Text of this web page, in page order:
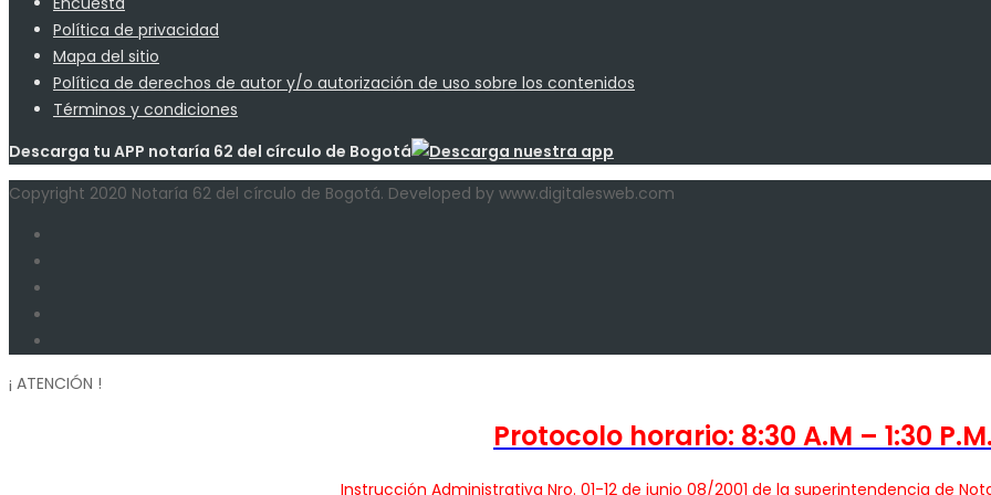
Política de privacidad
Mapa del sitio
Política de derechos de autor y/o autorización de uso sobre los contenidos
Términos y condiciones
Descarga tu APP notaría 62 del círculo de Bogotá
Copyright 2020 Notaría 62 del círculo de Bogotá. Developed by www.digitalesweb.com
¡ ATENCIÓN !
Protocolo horario: 8:30 A.M – 1:30 P.M.
Instrucción Administrativa Nro. 01-12 de junio 08/2001 de la superintendencia de